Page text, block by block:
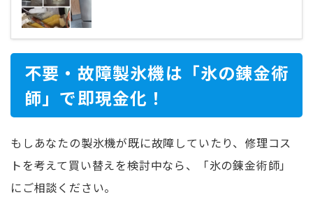
不要・故障製氷機は「氷の錬金術
師」で即現金化！
もしあなたの製氷機が既に故障していたり、修理コス
トを考えて買い替えを検討中なら、「氷の錬金術師」
にご相談ください。